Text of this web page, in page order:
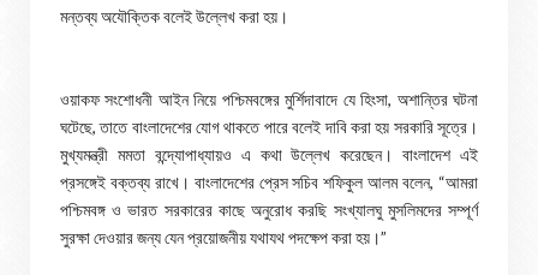
মন্তব্য অযৌক্তিক বলেই উল্লেখ করা হয়।
ওয়াকফ সংশোধনী আইন নিয়ে পশ্চিমবঙ্গের মুর্শিদাবাদে যে হিংসা, অশান্তির ঘটনা
ঘটেছে, তাতে বাংলাদেশের যোগ থাকতে পারে বলেই দাবি করা হয় সরকারি সূত্রে।
মুখ্যমন্ত্রী মমতা বন্দ্যোপাধ্যায়ও এ কথা উল্লেখ করেছেন। বাংলাদেশ এই
প্রসঙ্গেই বক্তব্য রাখে। বাংলাদেশের প্রেস সচিব শফিকুল আলম বলেন, “আমরা
পশ্চিমবঙ্গ ও ভারত সরকারের কাছে অনুরোধ করছি সংখ্যালঘু মুসলিমদের সম্পূর্ণ
সুরক্ষা দেওয়ার জন্য যেন প্রয়োজনীয় যথাযথ পদক্ষেপ করা হয়।”